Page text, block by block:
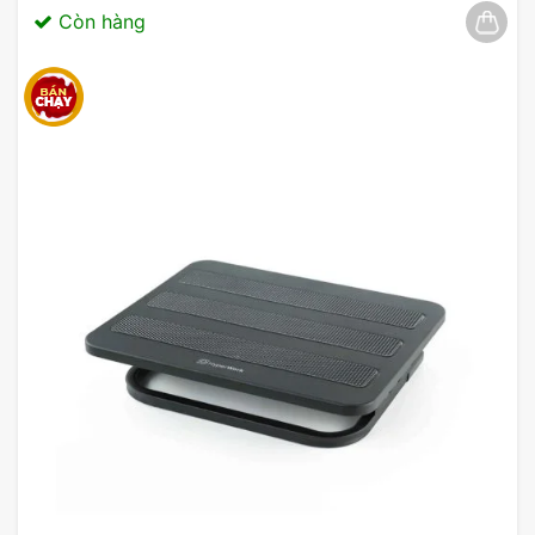
trình.
Thiết bị hội nghị hiệu quả giúp cải thiện giao tiếp
và hợp tác trong công việc.
dụng lâu dài cho văn phòng hiện đại.
Đèn laser sắc nét giúp người thuyết trình nhấn
mạnh những điểm quan trọng, thu hút sự chú ý của
khán giả.
Mua Bút trình chiếu Logitech
R500S chính hãng tại MYGEAR
Còn hàng